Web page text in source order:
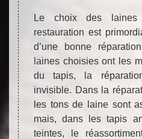
Le choix des
restauration est
d’une bonne
laines choisies ont les
du tapis, la
invisible. Dans la
les tons de laine sont
mais, dans les tapis
teintes, le